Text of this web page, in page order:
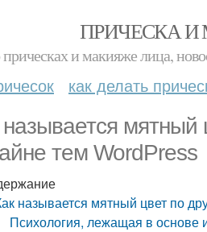
ПРИЧЕСКА
и макияже лица,
как делать
называется
тем WordPress
называется мятный цвет по
Психология, лежащая в основе